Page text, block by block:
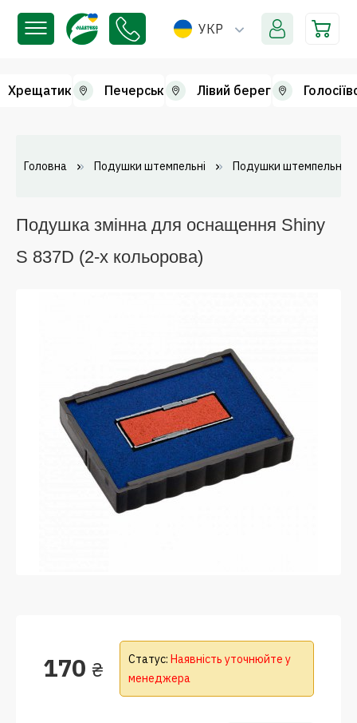
УКР
Хрещатик Печерськ Лівий берег
Головна Подушки штемпельні Подушки штемпельні
Подушка змінна для оснащення Shiny
S 837D (2-х кольорова)
170 ₴ Статус: Наявність уточнюйте у
менеджера